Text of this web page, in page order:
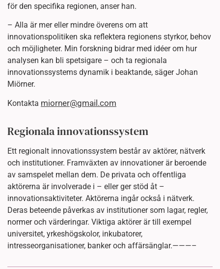
för den specifika regionen, anser han.
– Alla är mer eller mindre överens om att
innovationspolitiken ska reflektera regionens styrkor, behov
och möjligheter. Min forskning bidrar med idéer om hur
analysen kan bli spetsigare – och ta regionala
innovationssystems dynamik i beaktande, säger Johan
Miörner.
Kontakta miorner@gmail.com
Regionala innovationssystem
Ett regionalt innovationssystem består av aktörer, nätverk
och institutioner. Framväxten av innovationer är beroende
av samspelet mellan dem. De privata och offentliga
aktörerna är involverade i – eller ger stöd åt –
innovationsaktiviteter. Aktörerna ingår också i nätverk.
Deras beteende påverkas av institutioner som lagar, regler,
normer och värderingar. Viktiga aktörer är till exempel
universitet, yrkeshögskolor, inkubatorer,
intresseorganisationer, banker och affärsänglar.———–